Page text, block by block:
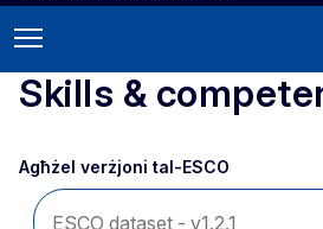
Skills &
Agħżel verżjoni tal-ESCO